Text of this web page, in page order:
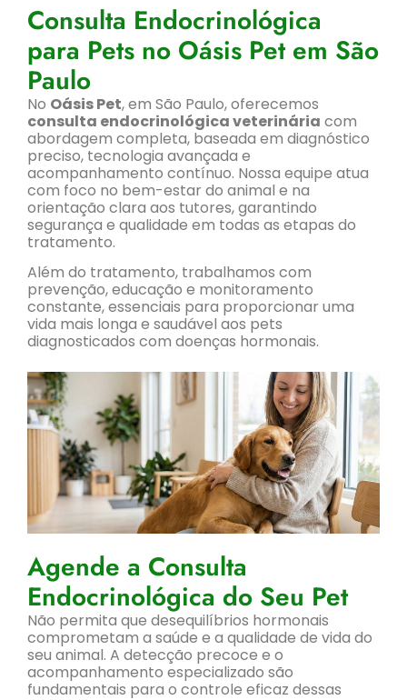
Consulta Endocrinológica
para Pets no Oásis Pet em São
Paulo
No Oásis Pet, em São Paulo, oferecemos
consulta endocrinológica veterinária com
abordagem completa, baseada em diagnóstico
preciso, tecnologia avançada e
acompanhamento contínuo. Nossa equipe atua
com foco no bem-estar do animal e na
orientação clara aos tutores, garantindo
segurança e qualidade em todas as etapas do
tratamento.
Além do tratamento, trabalhamos com
prevenção, educação e monitoramento
constante, essenciais para proporcionar uma
vida mais longa e saudável aos pets
diagnosticados com doenças hormonais.
Agende a Consulta
Endocrinológica do Seu Pet
Não permita que desequilíbrios hormonais
comprometam a saúde e a qualidade de vida do
seu animal. A detecção precoce e o
acompanhamento especializado são
fundamentais para o controle eficaz dessas